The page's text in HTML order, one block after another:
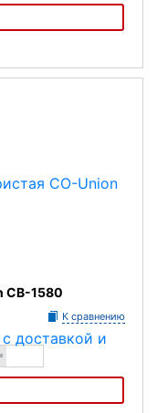
CB-1580
К сравнению